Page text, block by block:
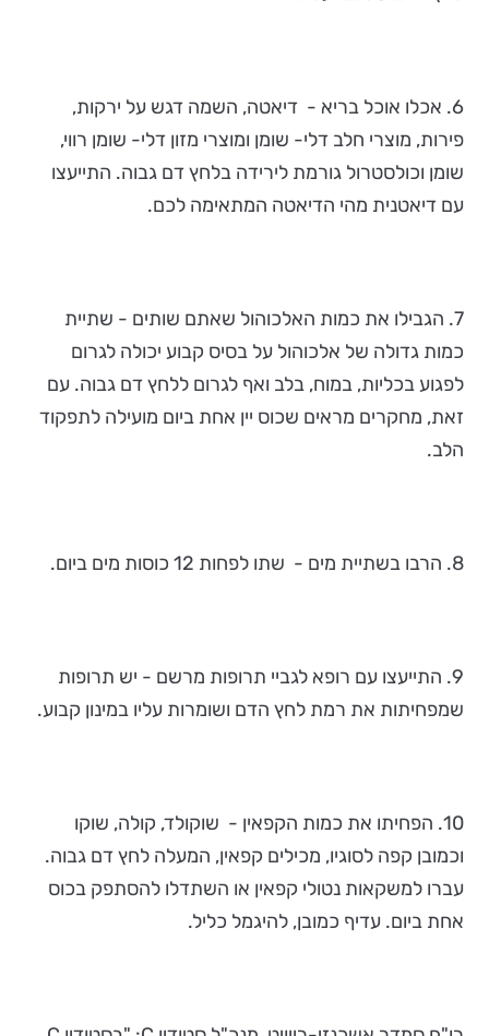
6. אכלו אוכל בריא - דיאטה, השמה דגש על ירקות,
פירות, מוצרי חלב דלי- שומן ומוצרי מזון דלי- שומן רווי,
שומן וכולסטרול גורמת לירידה בלחץ דם גבוה. התייעצו
עם דיאטנית מהי הדיאטה המתאימה לכם.
7. הגבילו את כמות האלכוהול שאתם שותים - שתיית
כמות גדולה של אלכוהול על בסיס קבוע יכולה לגרום
לפגוע בכליות, במוח, בלב ואף לגרום ללחץ דם גבוה. עם
זאת, מחקרים מראים שכוס יין אחת ביום מועילה לתפקוד
הלב.
8. הרבו בשתיית מים - שתו לפחות 12 כוסות מים ביום.
9. התייעצו עם רופא לגביי תרופות מרשם - יש תרופות
שמפחיתות את רמת לחץ הדם ושומרות עליו במינון קבוע.
10. הפחיתו את כמות הקפאין - שוקולד, קולה, שוקו
וכמובן קפה לסוגיו, מכילים קפאין, המעלה לחץ דם גבוה.
עברו למשקאות נטולי קפאין או השתדלו להסתפק בכוס
אחת ביום. עדיף כמובן, להיגמל כליל.